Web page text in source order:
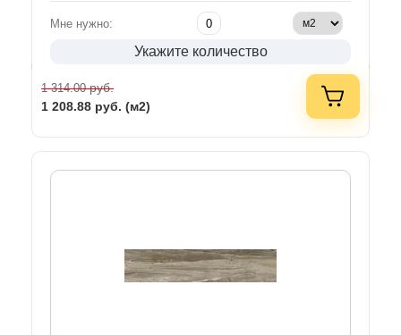
Мне нужно:
Укажите количество
1 314.00руб.
1 208.88 руб. (м2)